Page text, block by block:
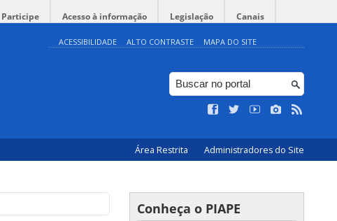
Participe Acesso à informação Legislação Canais
ACESSIBILIDADE ALTO CONTRASTE MAPA DO SITE
Área Restrita Administradores do Site
Conheça o PIAPE